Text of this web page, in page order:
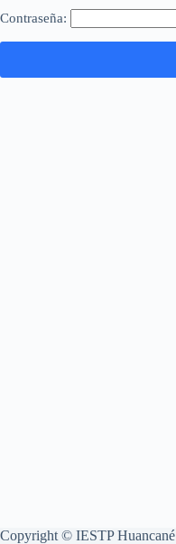
Contraseña:
Copyright © IESTP Huancané